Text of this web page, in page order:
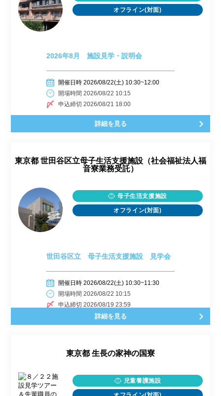
オフライン(対面)
2026年8月 施設見学・説明会
開催日時 2026/08/22(土) 10:30~12:00
開場時間 2026/08/22 10:15
申込締切 2026/08/21 18:00
詳細を見る
東京都 世田谷区立母子生活支援施設（社会福祉法人福
音寮業務受託）
母子生活支援施設
オフライン(対面)
世田谷区立 母子生活支援施設 見学会
開催日時 2026/08/22(土) 10:30~11:30
開場時間 2026/08/22 10:15
申込締切 2026/08/19 23:59
詳細を見る
東京都 生長の家神の国寮
児童養護施設